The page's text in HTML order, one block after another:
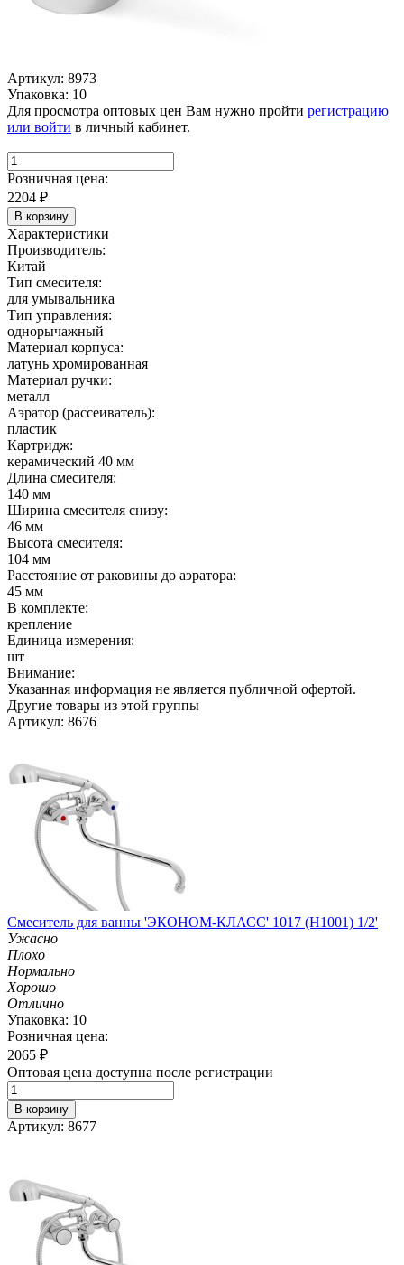
Артикул: 8973
Упаковка: 10
Для просмотра оптовых цен Вам нужно пройти регистрацию
или войти в личный кабинет.
Розничная цена:
2204 ₽
В корзину
Характеристики
Производитель:
Китай
Тип смесителя:
для умывальника
Тип управления:
однорычажный
Материал корпуса:
латунь хромированная
Материал ручки:
металл
Аэратор (рассеиватель):
пластик
Картридж:
керамический 40 мм
Длина смесителя:
140 мм
Ширина смесителя снизу:
46 мм
Высота смесителя:
104 мм
Расстояние от раковины до аэратора:
45 мм
В комплекте:
крепление
Единица измерения:
шт
Внимание:
Указанная информация не является публичной офертой.
Другие товары из этой группы
Артикул: 8676
Смеситель для ванны 'ЭКОНОМ-КЛАСС' 1017 (H1001) 1/2'
Ужасно
Плохо
Нормально
Хорошо
Отлично
Упаковка: 10
Розничная цена:
2065 ₽
Оптовая цена доступна после регистрации
В корзину
Артикул: 8677